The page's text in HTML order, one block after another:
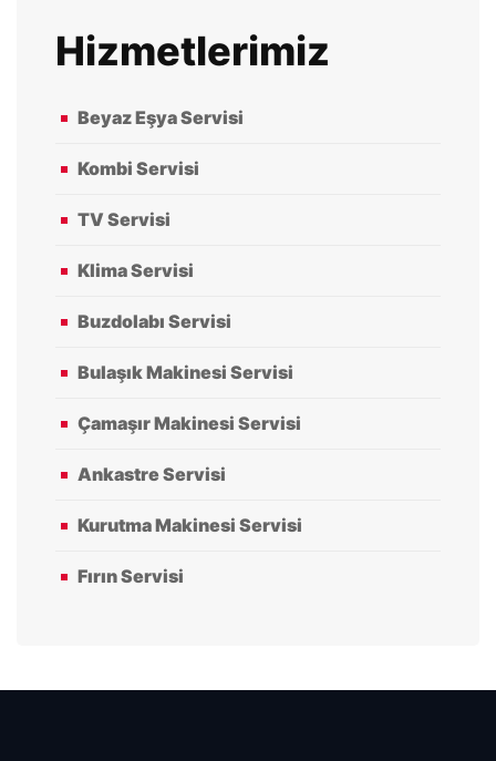
Hizmetlerimiz
Beyaz Eşya Servisi
Kombi Servisi
TV Servisi
Klima Servisi
Buzdolabı Servisi
Bulaşık Makinesi Servisi
Çamaşır Makinesi Servisi
Ankastre Servisi
Kurutma Makinesi Servisi
Fırın Servisi